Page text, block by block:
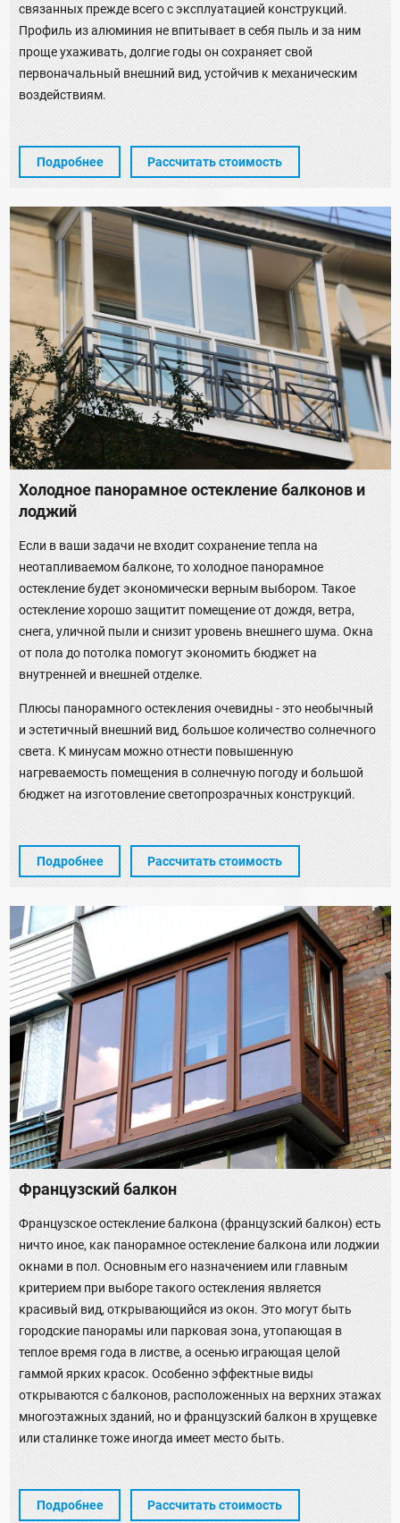
связанных прежде всего с эксплуатацией конструкций.
Профиль из алюминия не впитывает в себя пыль и за ним
проще ухаживать, долгие годы он сохраняет свой
первоначальный внешний вид, устойчив к механическим
воздействиям.
Подробнее Рассчитать стоимость
Холодное панорамное остекление балконов и
лоджий
Если в ваши задачи не входит сохранение тепла на
неотапливаемом балконе, то холодное панорамное
остекление будет экономически верным выбором. Такое
остекление хорошо защитит помещение от дождя, ветра,
снега, уличной пыли и снизит уровень внешнего шума. Окна
от пола до потолка помогут экономить бюджет на
внутренней и внешней отделке.
Плюсы панорамного остекления очевидны - это необычный
и эстетичный внешний вид, большое количество солнечного
света. К минусам можно отнести повышенную
нагреваемость помещения в солнечную погоду и большой
бюджет на изготовление светопрозрачных конструкций.
Подробнее Рассчитать стоимость
Французский балкон
Французское остекление балкона (французский балкон) есть
ничто иное, как панорамное остекление балкона или лоджии
окнами в пол. Основным его назначением или главным
критерием при выборе такого остекления является
красивый вид, открывающийся из окон. Это могут быть
городские панорамы или парковая зона, утопающая в
теплое время года в листве, а осенью играющая целой
гаммой ярких красок. Особенно эффектные виды
открываются с балконов, расположенных на верхних этажах
многоэтажных зданий, но и французский балкон в хрущевке
или сталинке тоже иногда имеет место быть.
Подробнее Рассчитать стоимость